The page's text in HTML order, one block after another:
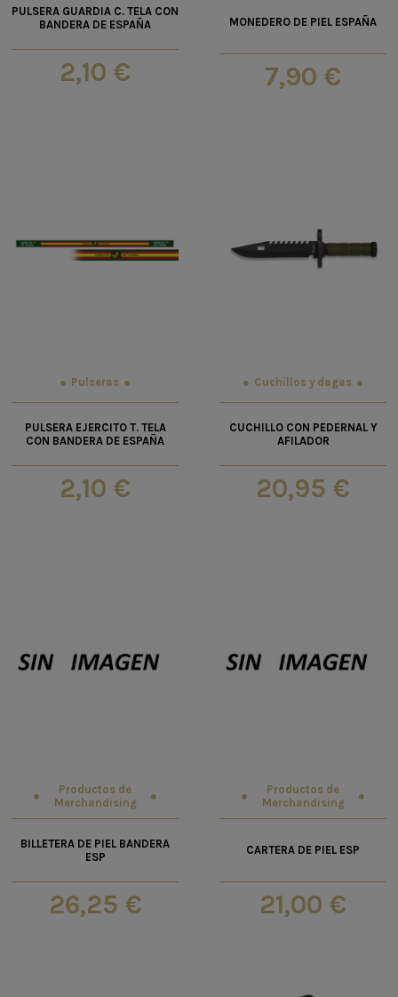
PULSERA GUARDIA C. TELA CON
BANDERA DE ESPAÑA
2,10 €
MONEDERO DE PIEL ESPAÑA
7,90 €
Pulseras
PULSERA EJERCITO T. TELA
CON BANDERA DE ESPAÑA
2,10 €
Cuchillos y dagas
CUCHILLO CON PEDERNAL Y
AFILADOR
20,95 €
Productos de
Merchandising
BILLETERA DE PIEL BANDERA
ESP
26,25 €
Productos de
Merchandising
CARTERA DE PIEL ESP
21,00 €